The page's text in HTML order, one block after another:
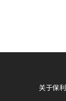
关于保利